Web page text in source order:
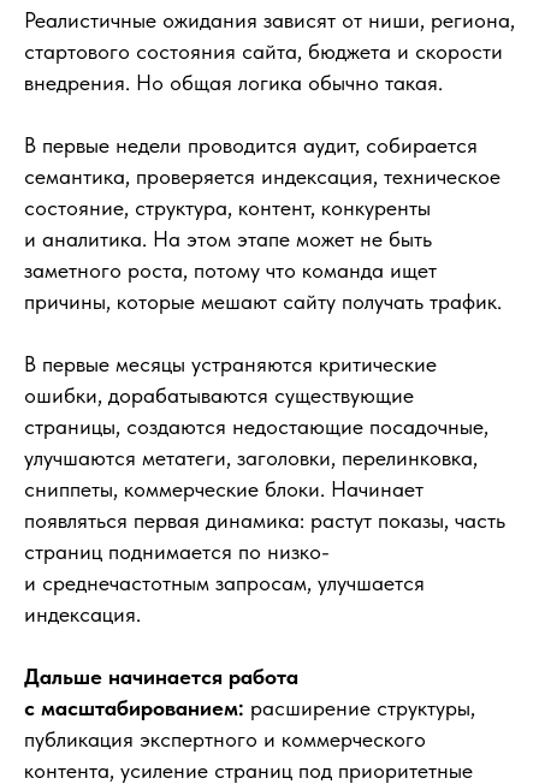
Реалистичные ожидания зависят от ниши, региона,
стартового состояния сайта, бюджета и скорости
внедрения. Но общая логика обычно такая.
В первые недели проводится аудит, собирается
семантика, проверяется индексация, техническое
состояние, структура, контент, конкуренты
и аналитика. На этом этапе может не быть
заметного роста, потому что команда ищет
причины, которые мешают сайту получать трафик.
В первые месяцы устраняются критические
ошибки, дорабатываются существующие
страницы, создаются недостающие посадочные,
улучшаются метатеги, заголовки, перелинковка,
сниппеты, коммерческие блоки. Начинает
появляться первая динамика: растут показы, часть
страниц поднимается по низко-
и среднечастотным запросам, улучшается
индексация.
Дальше начинается работа
с масштабированием: расширение структуры,
публикация экспертного и коммерческого
контента, усиление страниц под приоритетные